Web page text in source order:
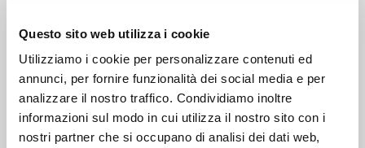
Questo sito web utilizza i cookie
Utilizziamo i cookie per personalizzare contenuti ed
annunci, per fornire funzionalità dei social media e per
analizzare il nostro traffico. Condividiamo inoltre
informazioni sul modo in cui utilizza il nostro sito con i
nostri partner che si occupano di analisi dei dati web,
Servizio clienti